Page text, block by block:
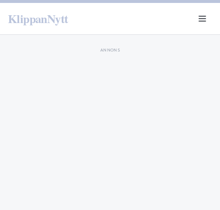
KlippanNytt
ANNONS